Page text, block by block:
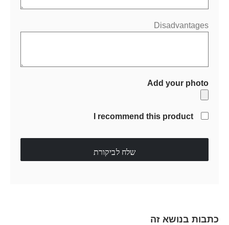
Disadvantages
Add your photo
I recommend this product
שלח לביקורת
כתבות בנושא זה